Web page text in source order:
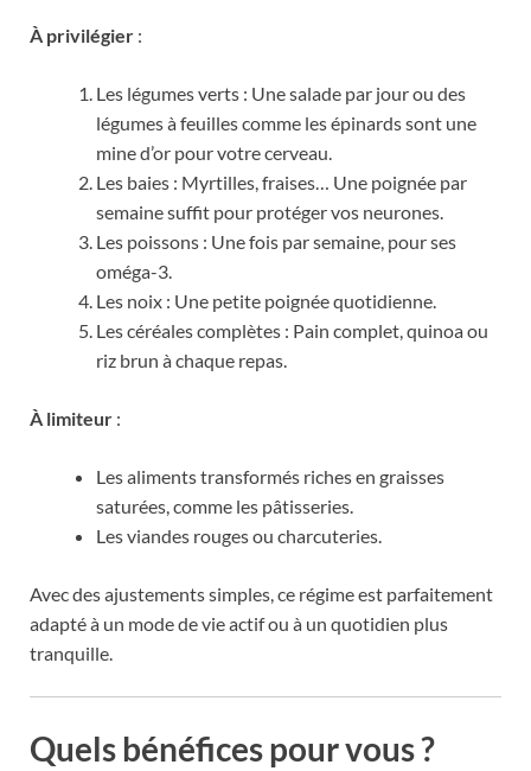
À privilégier :
Les légumes verts : Une salade par jour ou des
légumes à feuilles comme les épinards sont une
mine d’or pour votre cerveau.
Les baies : Myrtilles, fraises… Une poignée par
semaine suffit pour protéger vos neurones.
Les poissons : Une fois par semaine, pour ses
oméga-3.
Les noix : Une petite poignée quotidienne.
Les céréales complètes : Pain complet, quinoa ou
riz brun à chaque repas.
À limiteur :
Les aliments transformés riches en graisses
saturées, comme les pâtisseries.
Les viandes rouges ou charcuteries.
Avec des ajustements simples, ce régime est parfaitement
adapté à un mode de vie actif ou à un quotidien plus
tranquille.
Quels bénéfices pour vous ?